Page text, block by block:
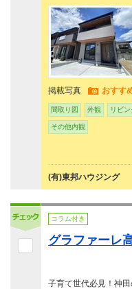
掲載写真 おすす
間取り図 外観 リビン
その他内観
(有)東邦ハウジング
コラム付き
グラファーレ
子育て世代必見！神